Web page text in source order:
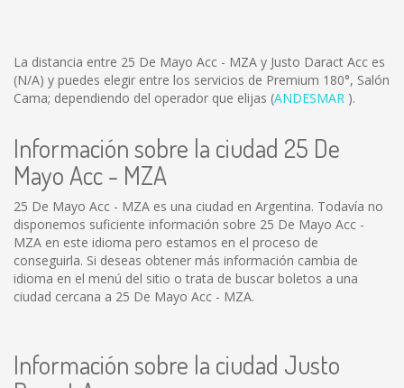
La distancia entre 25 De Mayo Acc - MZA y Justo Daract Acc es
(N/A) y puedes elegir entre los servicios de Premium 180°, Salón
Cama; dependiendo del operador que elijas (ANDESMAR ).
Información sobre la ciudad 25 De
Mayo Acc - MZA
25 De Mayo Acc - MZA es una ciudad en Argentina. Todavía no
disponemos suficiente información sobre 25 De Mayo Acc -
MZA en este idioma pero estamos en el proceso de
conseguirla. Si deseas obtener más información cambia de
idioma en el menú del sitio o trata de buscar boletos a una
ciudad cercana a 25 De Mayo Acc - MZA.
Información sobre la ciudad Justo